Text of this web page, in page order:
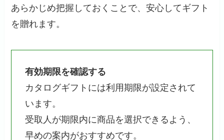
あらかじめ把握しておくことで、安心してギフト
を贈れます。
有効期限を確認する
カタログギフトには利用期限が設定されて
います。
受取人が期限内に商品を選択できるよう、
早めの案内がおすすめです。